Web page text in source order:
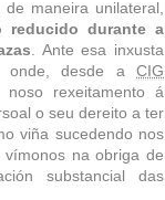
de maneira unilateral,
reducido durante a
. Ante esa inxusta
onde, desde a CIG
rexeitamento á
o seu dereito a ter
viña sucedendo nos
na obriga de
substancial das